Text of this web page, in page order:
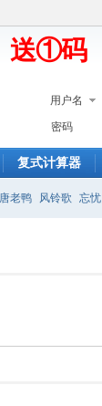
送①码
用户名
密码
复式计算器
唐老鸭 风铃歌 忘忧